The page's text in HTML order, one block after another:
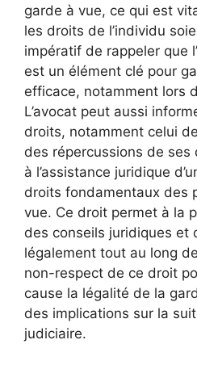
garde à vue, ce qui est
les droits de l’individu
impératif de rappeler que
est un élément clé pour
efficace, notamment lors
L’avocat peut aussi
droits, notamment celui
des répercussions de
à l’assistance juridique
droits fondamentaux des
vue. Ce droit permet à la
des conseils juridiques et
légalement tout au long
non-respect de ce droit
cause la légalité de la
des implications sur la
judiciaire.